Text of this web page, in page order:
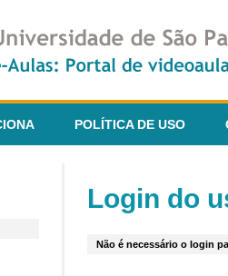
POLÍTICA DE USO
Login do
Não é necessário o login